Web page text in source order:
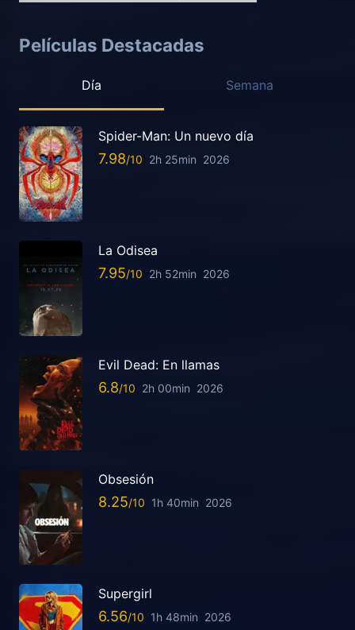
Películas Destacadas
Día Semana
Spider-Man: Un nuevo día
7.98 2h 25min 2026
La Odisea
7.95 2h 52min 2026
Evil Dead: En llamas
6.8 2h 00min 2026
Obsesión
8.25 1h 40min 2026
Supergirl
6.56 1h 48min 2026